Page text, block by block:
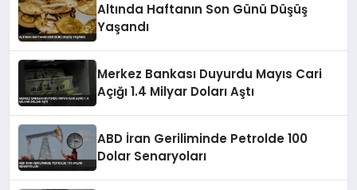
Altında Haftanın Son Günü Düşüş
Yaşandı
Merkez Bankası Duyurdu Mayıs Cari
Açığı 1.4 Milyar Doları Aştı
ABD İran Geriliminde Petrolde 100
Dolar Senaryoları